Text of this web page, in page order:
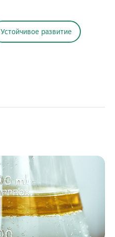
Устойчивое развитие